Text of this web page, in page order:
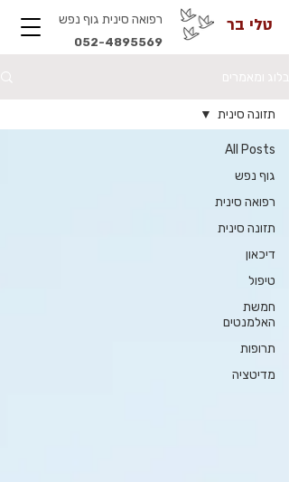
טלי בר רפואה סינית גוף נפש
052-4895569
All Posts
גוף נפש
רפואה סינית
תזונה סינית
דיכאון
טיפול
חמשת
האלמנטים
תרופות
מדיטציה
תזונה סינית